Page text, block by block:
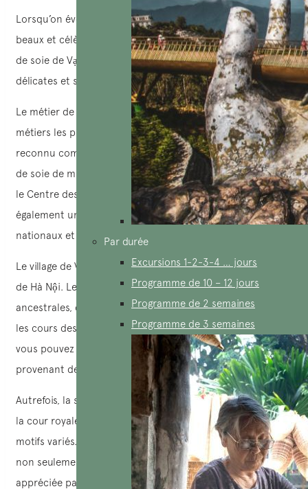
Par durée
Excursions 1-2-3-4 … jours
Programme de 10 – 12 jours
Programme de 2 semaines
Programme de 3 semaines
Lorsqu’on évoque les métiers d’artisanat de soie les plus
beaux et célèbres au Vietnam, on ne peut ignorer le village
de soie de Vạn Phúc à Hà Đông, connu pour ses broderies
délicates et ses motifs floraux raffinés.
Le métier de soie de Vạn Phúc à Hà Đông est l’un des
métiers les plus renommés d’artisanat du Vietnam. Il est
reconnu comme détenant le record du « Village de tissage
de soie de mûrier le plus ancien toujours en activité » par
le Centre des Records du Vietnam. De plus, Hà Đông est
également une destination attrayante pour les touristes
nationaux et internationaux.
Le village de Vạn Phúc est situé à environ 10 km du centre
de Hà Nội. Le village conserve encore ses traditions
ancestrales, comme les vieux arbres banyan, les puits, et
les cours des temples. Dès que vous y mettez les pieds,
vous pouvez entendre le bruit des métiers à tisser
provenant des ateliers.
Autrefois, la soie de Vạn Phúc était largement utilisée dans
la cour royale en raison de sa qualité supérieure et de ses
motifs variés. Aujourd’hui, la soie de Vạn Phúc est célèbre
non seulement au Vietnam mais elle est également
appréciée par les touristes étrangers.